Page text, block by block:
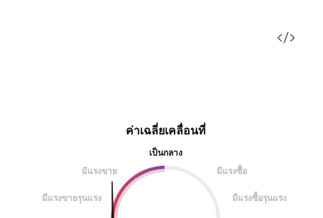
ค่าเฉลี่ยเคลื่อนที่
เป็นกลาง
มีแรงขาย
มีแรงซื้อ
มีแรงขายรุนแรง มีแรงซื้อรุนแรง